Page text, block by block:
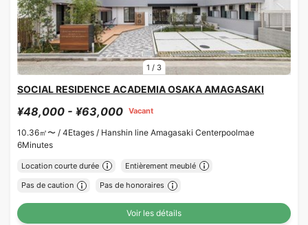
1 / 3
SOCIAL RESIDENCE ACADEMIA OSAKA AMAGASAKI
¥48,000 - ¥63,000 Vacant
10.36㎡〜 / 4Etages / Hanshin line Amagasaki Centerpoolmae
6Minutes
Location courte durée Entièrement meublé
Pas de caution Pas de honoraires
Voir les détails